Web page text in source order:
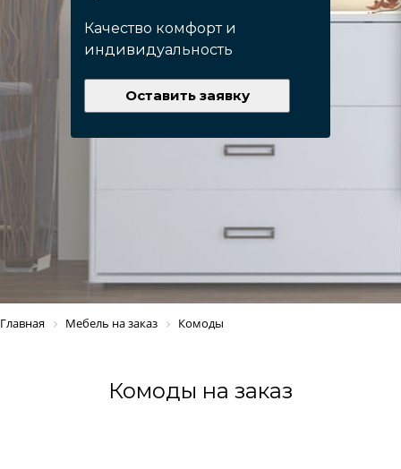
Качество комфорт и
индивидуальность
Оставить заявку
Главная Мебель на заказ Комоды
Комоды на заказ